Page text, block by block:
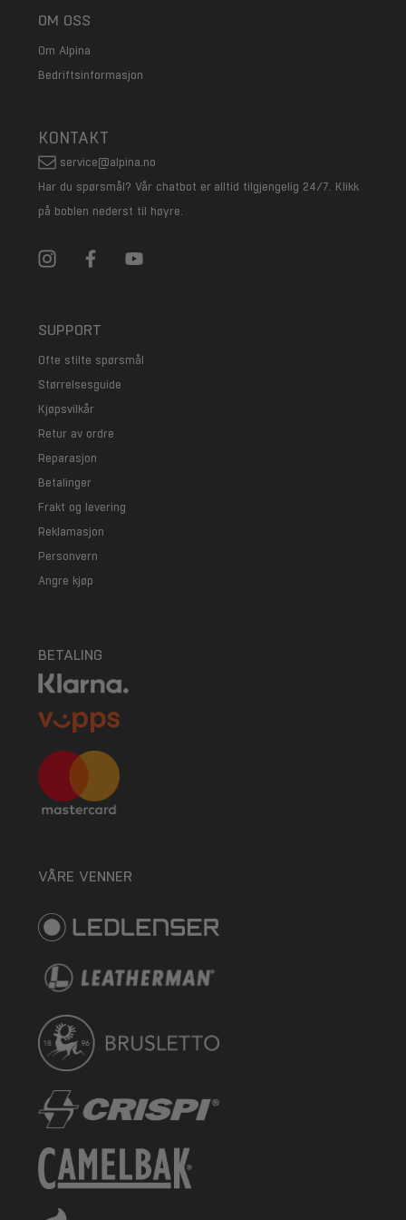
OM OSS
Om Alpina
Bedriftsinformasjon
KONTAKT
service@alpina.no
Har du spørsmål? Vår chatbot er alltid tilgjengelig 24/7. Klikk
på boblen nederst til høyre.
SUPPORT
Ofte stilte spørsmål
Størrelsesguide
Kjøpsvilkår
Retur av ordre
Reparasjon
Betalinger
Frakt og levering
Reklamasjon
Personvern
Angre kjøp
BETALING
VÅRE VENNER